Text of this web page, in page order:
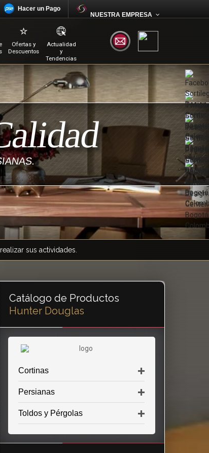
NUESTRA EMPRESA
Hacer un Pago
Ofertas y
Descuentos
Actualidad
y
Tendencias
sus actividades.
Catálogo de Productos
Hunter Douglas
Cortinas
Persianas
Toldos y Pérgolas